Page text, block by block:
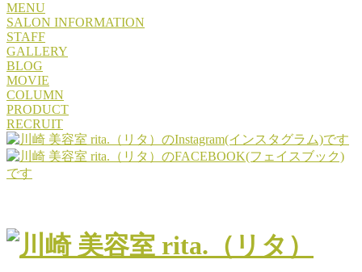
MENU
SALON INFORMATION
STAFF
GALLERY
BLOG
MOVIE
COLUMN
PRODUCT
RECRUIT